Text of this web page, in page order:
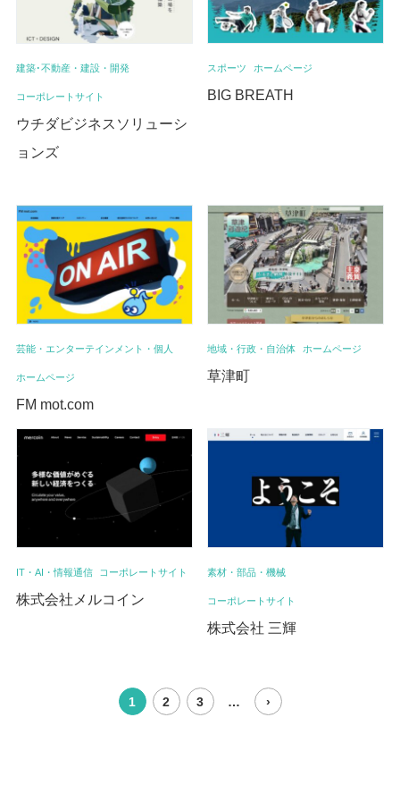
建築･不動産・建設・開発
コーポレートサイト
ウチダビジネスソリューシ
ョンズ
スポーツ ホームページ
BIG BREATH
芸能・エンターテインメント・個人
ホームページ
FM mot.com
地域・行政・自治体 ホームページ
草津町
IT・AI・情報通信 コーポレートサイト
株式会社メルコイン
素材・部品・機械
コーポレートサイト
株式会社 三輝
1 2 3 … ›